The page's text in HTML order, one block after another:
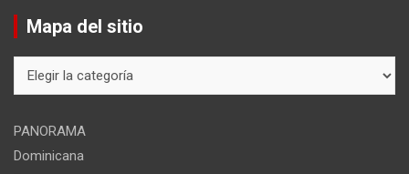
Mapa del sitio
del
PANORAMA
Dominicana